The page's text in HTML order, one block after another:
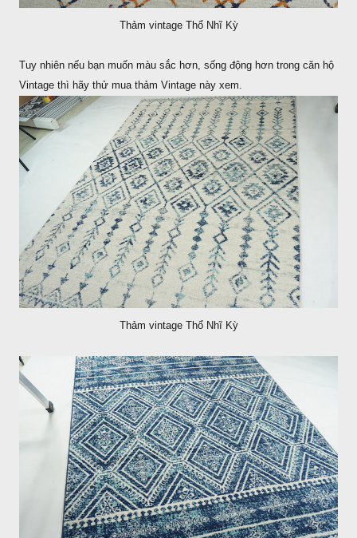
Thảm vintage Thổ Nhĩ Kỳ
Tuy nhiên nếu bạn muốn màu sắc hơn, sống động hơn trong căn hộ
Vintage thì hãy thử mua thảm Vintage này xem.
Thảm vintage Thổ Nhĩ Kỳ